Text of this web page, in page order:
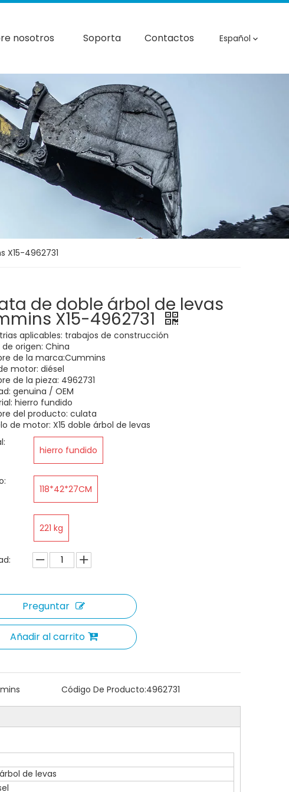
nosotros Soporta Contactos Español
4962731
de doble árbol de levas
X15-4962731
aplicables: trabajos de construcción
de origen: China
de la marca:Cummins
motor: diésel
de la pieza: 4962731
genuina / OEM
hierro fundido
del producto: culata
de motor: X15 doble árbol de levas
hierro fundido
118*42*27CM
221 kg
Preguntar
Añadir al carrito
Código De Producto:4962731
de levas